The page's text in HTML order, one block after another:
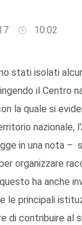
10:02
stati isolati
il Centro
la quale si
nazionale,
in una nota –
organizzare
ha anche
le principali
di contribuire al